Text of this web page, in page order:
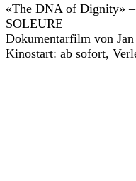
«The DNA of Dignity»
SOLEURE
Dokumentarfilm von
Kinostart: ab sofort,